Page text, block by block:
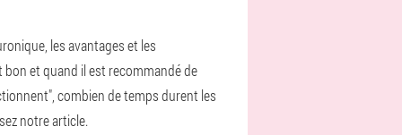
les avantages et les
et quand il est recommandé de
combien de temps durent les
notre article.